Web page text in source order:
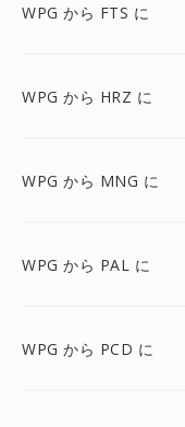
WPG から FTS に
WPG から HRZ に
WPG から MNG に
WPG から PAL に
WPG から PCD に